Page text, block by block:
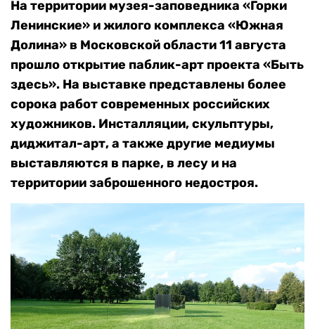
На территории музея-заповедника «Горки
Ленинские» и жилого комплекса «Южная
Долина» в Московской области 11 августа
прошло открытие паблик-арт проекта «Быть
здесь». На выставке представлены более
сорока работ современных российских
художников. Инсталляции, скульптуры,
диджитал-арт, а также другие медиумы
выставляются в парке, в лесу и на
территории заброшенного недостроя.